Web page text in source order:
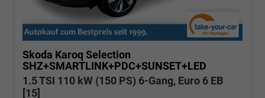
Skoda Karoq Selection
SHZ+SMARTLINK+PDC+SUNSET+LED
1.5 TSI 110 kW (150 PS) 6-Gang, Euro 6 EB
[15]